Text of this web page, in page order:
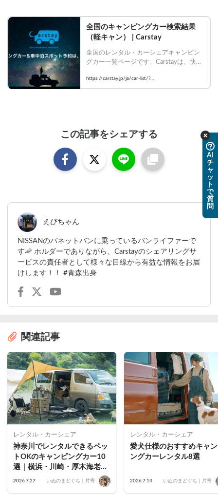
全国のキャンピングカー検索結果
（軽キャン） | Carstay
全国のレンタル・カーシェアキャンピン
グカー一覧ページです。Carstayは、快適
たいゲストと、キャンピングカーを提供
したいホストをつなぐシェアリングサー
https://carstay.jp/ja/car-list/?
keyword=%E8%BB%BD%E3%82%AD%E3%83%A3%
この記事をシェアする
えびちゃん
NISSANのバネットバンに乗っているバンライファーで
す🦐 ホルダーでありながら、Carstayのシェアリングサ
ービスの責任者として様々な目線から有益な情報をお届
けします！！ #青森出身
関連記事
レンタル・カーシェア
神奈川でレンタルできるペッ
トOKのキャンピングカー10
選｜横浜・川崎・厚木海老
名・藤沢茅ヶ崎・小田原・鎌
2026.7.27 いぬのまどぐち｜片寄
レンタル・カーシェア
愛犬仕様のおすすめキャ
ングカーレンタル8選
2026.7.14 いぬのまどぐち｜片寄
AI
チ
ャ
ッ
ト
で
質
問